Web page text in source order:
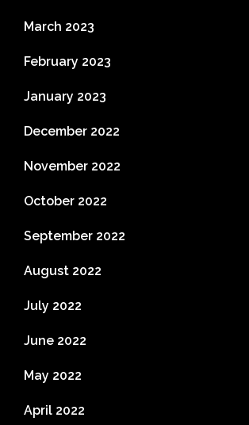
March 2023
February 2023
January 2023
December 2022
November 2022
October 2022
September 2022
August 2022
July 2022
June 2022
May 2022
April 2022